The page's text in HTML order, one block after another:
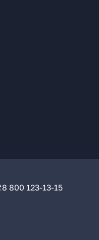
8 800 123-13-15